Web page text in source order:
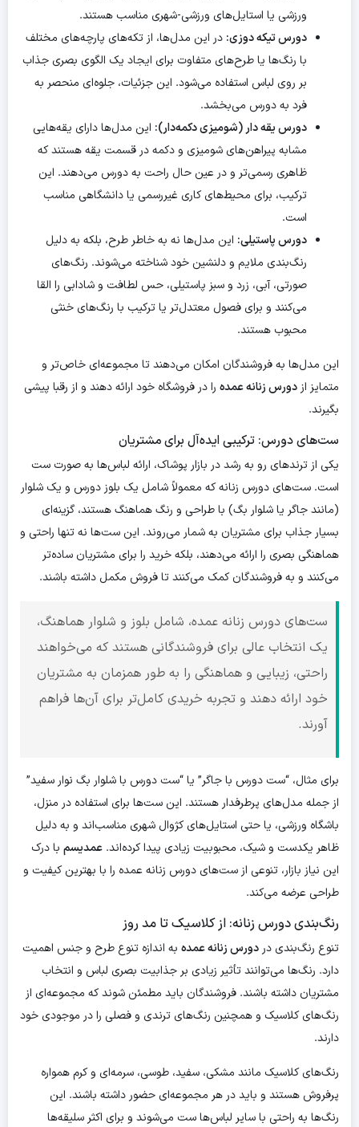
ورزشی یا استایل‌های ورزشی-شهری مناسب هستند.
دورس تیکه دوزی: در این مدل‌ها، از تکه‌های پارچه‌های مختلف
با رنگ‌ها یا طرح‌های متفاوت برای ایجاد یک الگوی بصری جذاب
بر روی لباس استفاده می‌شود. این جزئیات، جلوه‌ای منحصر به
فرد به دورس می‌بخشد.
دورس یقه دار (شومیزی دکمه‌دار): این مدل‌ها دارای یقه‌هایی
مشابه پیراهن‌های شومیزی و دکمه در قسمت یقه هستند که
ظاهری رسمی‌تر و در عین حال راحت به دورس می‌دهند. این
ترکیب، برای محیط‌های کاری غیررسمی یا دانشگاهی مناسب
است.
دورس پاستیلی: این مدل‌ها نه به خاطر طرح، بلکه به دلیل
رنگ‌بندی ملایم و دلنشین خود شناخته می‌شوند. رنگ‌های
صورتی، آبی، زرد و سبز پاستیلی، حس لطافت و شادابی را القا
می‌کنند و برای فصول معتدل‌تر یا ترکیب با رنگ‌های خنثی
محبوب هستند.
این مدل‌ها به فروشندگان امکان می‌دهند تا مجموعه‌ای خاص‌تر و
متمایز ازدورس زنانه عمده را در فروشگاه خود ارائه دهند و از رقبا پیشی
بگیرند.
ست‌های دورس: ترکیبی ایده‌آل برای مشتریان
یکی از ترندهای رو به رشد در بازار پوشاک، ارائه لباس‌ها به صورت ست
است. ست‌های دورس زنانه که معمولاً شامل یک بلوز دورس و یک شلوار
(مانند جاگر یا شلوار بگ) با طراحی و رنگ هماهنگ هستند، گزینه‌ای
بسیار جذاب برای مشتریان به شمار می‌روند. این ست‌ها نه تنها راحتی و
هماهنگی بصری را ارائه می‌دهند، بلکه خرید را برای مشتریان ساده‌تر
می‌کنند و به فروشندگان کمک می‌کنند تا فروش مکمل داشته باشند.
ست‌های دورس زنانه عمده، شامل بلوز و شلوار هماهنگ،
یک انتخاب عالی برای فروشندگانی هستند که می‌خواهند
راحتی، زیبایی و هماهنگی را به طور همزمان به مشتریان
خود ارائه دهند و تجربه خریدی کامل‌تر برای آن‌ها فراهم
آورند.
برای مثال، “ست دورس با جاگر” یا “ست دورس با شلوار بگ نوار سفید”
از جمله مدل‌های پرطرفدار هستند. این ست‌ها برای استفاده در منزل،
باشگاه ورزشی، یا حتی استایل‌های کژوال شهری مناسب‌اند و به دلیل
ظاهر یکدست و شیک، محبوبیت زیادی پیدا کرده‌اند. عمدیسم با درک
این نیاز بازار، تنوعی از ست‌های دورس زنانه عمده را با بهترین کیفیت و
طراحی عرضه می‌کند.
رنگ‌بندی دورس زنانه: از کلاسیک تا مد روز
تنوع رنگ‌بندی دردورس زنانه عمده به اندازه تنوع طرح و جنس اهمیت
دارد. رنگ‌ها می‌توانند تأثیر زیادی بر جذابیت بصری لباس و انتخاب
مشتریان داشته باشند. فروشندگان باید مطمئن شوند که مجموعه‌ای از
رنگ‌های کلاسیک و همچنین رنگ‌های ترندی و فصلی را در موجودی خود
دارند.
رنگ‌های کلاسیک مانند مشکی، سفید، طوسی، سرمه‌ای و کرم همواره
پرفروش هستند و باید در هر مجموعه‌ای حضور داشته باشند. این
رنگ‌ها به راحتی با سایر لباس‌ها ست می‌شوند و برای اکثر سلیقه‌ها